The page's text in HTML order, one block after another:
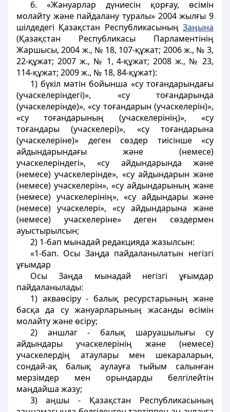
6. «Жануарлар дүниесін қорғау, өсімін
молайту және пайдалану туралы» 2004 жылғы 9
шілдедегі Қазақстан Республикасының Заңына
(Қазақстан Республикасы Парламентінің
Жаршысы, 2004 ж., № 18, 107-құжат; 2006 ж., № 3,
22-құжат; 2007 ж., № 1, 4-құжат; 2008 ж., № 23,
114-құжат; 2009 ж., № 18, 84-құжат):
1) бүкіл мәтін бойынша «су тоғандарындағы
(учаскелеріндегі)», «су тоғандарында
(учаскелерінде)», «су тоғандарын (учаскелерін)»,
«су тоғандарының (учаскелерінің)», «су
тоғандары (учаскелері)», «су тоғандарына
(учаскелеріне)» деген сөздер тиісінше «су
айдындарындағы және (немесе)
учаскелеріндегі», «су айдындарында және
(немесе) учаскелерінде», «су айдындарын және
(немесе) учаскелерін», «су айдындарының және
(немесе) учаскелерінің», «су айдындары және
(немесе) учаскелері», «су айдындарына және
(немесе) учаскелеріне» деген сөздермен
ауыстырылсын;
2) 1-бап мынадай редакцияда жазылсын:
«1-бап. Осы Заңда пайдаланылатын негізгі
ұғымдар
Осы Заңда мынадай негізгі ұғымдар
пайдаланылады:
1) акваөсіру - балық ресурстарының және
басқа да су жануарларының жасанды өсімін
молайту және өсіру;
2) аншлаг - балық шаруашылығы су
айдындары учаскелерінің және (немесе)
учаскелердің атаулары мен шекараларын,
сондай-ақ балық аулауға тыйым салынған
мерзімдер мен орындарды белгілейтін
маңдайша жазу;
3) аңшы - Қазақстан Республикасының